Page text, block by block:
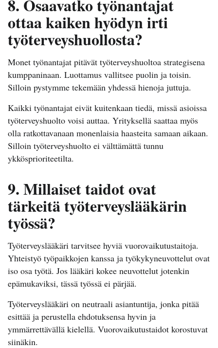
8. Osaavatko työnantajat
ottaa kaiken hyödyn irti
työterveyshuollosta?
Monet työnantajat pitävät työterveyshuoltoa strategisena
kumppaninaan. Luottamus vallitsee puolin ja toisin.
Silloin pystymme tekemään yhdessä hienoja juttuja.
Kaikki työnantajat eivät kuitenkaan tiedä, missä asioissa
työterveyshuolto voisi auttaa. Yrityksellä saattaa myös
olla ratkottavanaan monenlaisia haasteita samaan aikaan.
Silloin työterveyshuolto ei välttämättä tunnu
ykkösprioriteetilta.
9. Millaiset taidot ovat
tärkeitä työterveyslääkärin
työssä?
Työterveyslääkäri tarvitsee hyviä vuorovaikutustaitoja.
Yhteistyö työpaikkojen kanssa ja työkykyneuvottelut ovat
iso osa työtä. Jos lääkäri kokee neuvottelut jotenkin
epämukaviksi, tässä työssä ei pärjää.
Työterveyslääkäri on neutraali asiantuntija, jonka pitää
esittää ja perustella ehdotuksensa hyvin ja
ymmärrettävällä kielellä. Vuorovaikutustaidot korostuvat
siinäkin.